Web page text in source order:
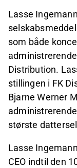
Lasse
som både
Distribution.
stillingen i FK
Bjarne Werner
største
Lasse
CEO indtil den